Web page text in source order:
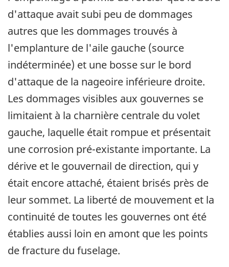
d'attaque avait subi peu de dommages
autres que les dommages trouvés à
l'emplanture de l'aile gauche (source
indéterminée) et une bosse sur le bord
d'attaque de la nageoire inférieure droite.
Les dommages visibles aux gouvernes se
limitaient à la charnière centrale du volet
gauche, laquelle était rompue et présentait
une corrosion pré-existante importante. La
dérive et le gouvernail de direction, qui y
était encore attaché, étaient brisés près de
leur sommet. La liberté de mouvement et la
continuité de toutes les gouvernes ont été
établies aussi loin en amont que les points
de fracture du fuselage.